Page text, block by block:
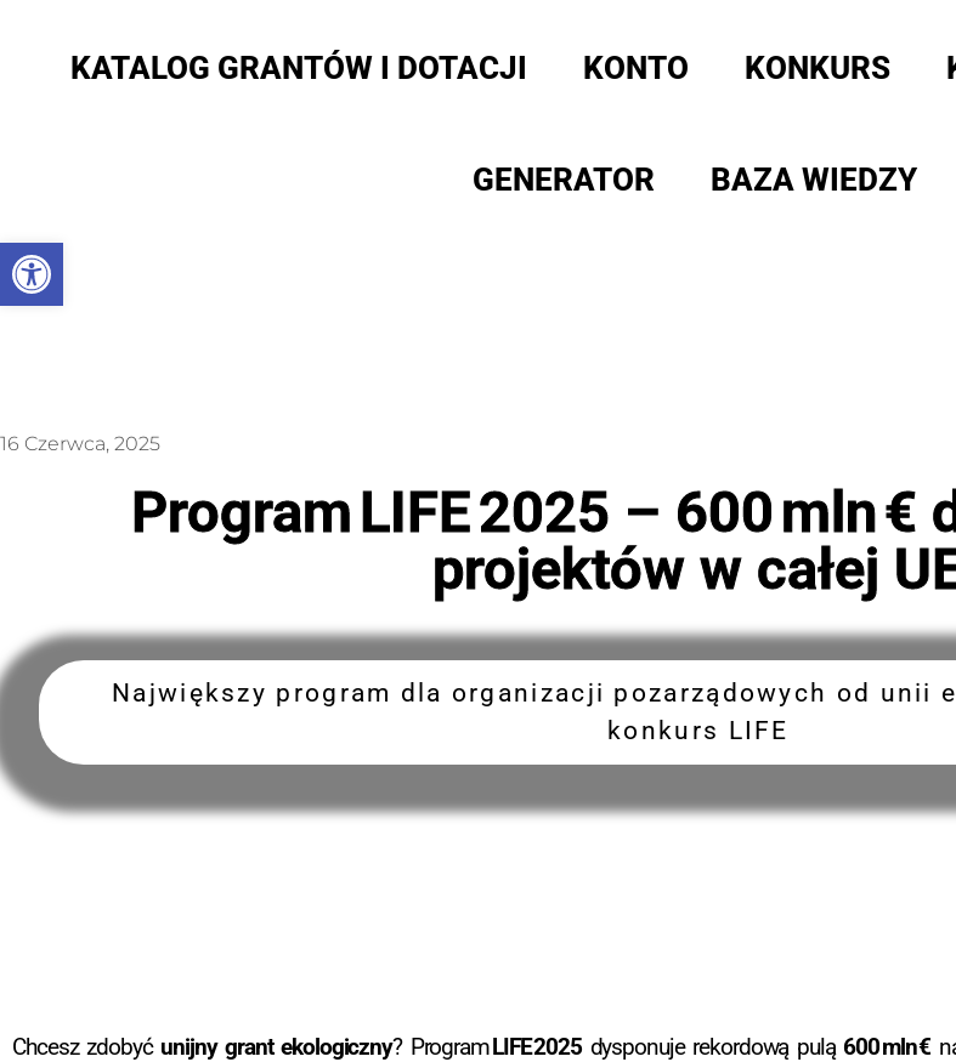
Otwórz pasek narzędzi
KATALOG GRANTÓW I DOTACJI KONTO KONKURS
GENERATOR BAZA WIEDZY
16 Czerwca, 2025
Program LIFE 2025 – 600 mln €
projektów w całej
Największy program dla organizacji pozarządowych od unii
konkurs LIFE
Chcesz zdobyć unijny grant ekologiczny? ProgramLIFE 2025dysponuje rekordową pulą 600 mln €